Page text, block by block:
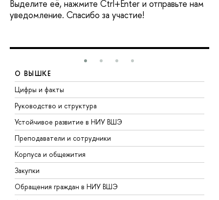
Выделите её, нажмите Ctrl+Enter и отправьте нам
уведомление. Спасибо за участие!
О ВЫШКЕ
Цифры и факты
Руководство и структура
Устойчивое развитие в НИУ ВШЭ
Преподаватели и сотрудники
Корпуса и общежития
Закупки
Обращения граждан в НИУ ВШЭ